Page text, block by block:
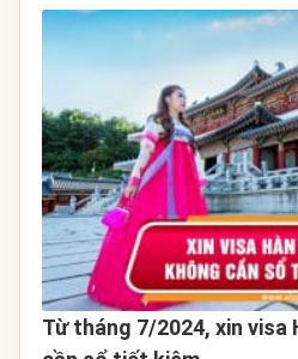
Từ tháng 7/2024, xin visa